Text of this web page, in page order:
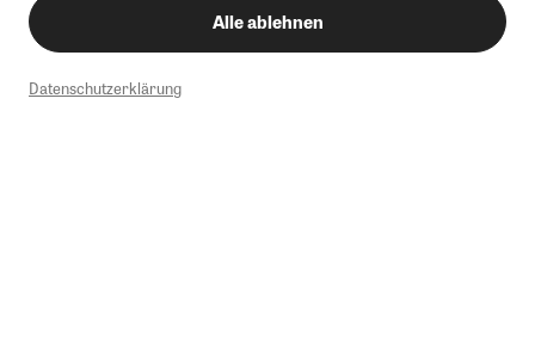
Alle ablehnen
Datenschutzerklärung